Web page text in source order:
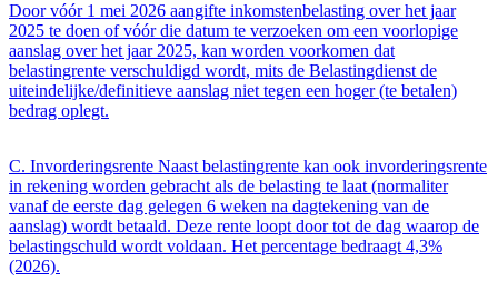
Door vóór 1 mei 2026 aangifte inkomstenbelasting over het jaar
2025 te doen of vóór die datum te verzoeken om een voorlopige
aanslag over het jaar 2025, kan worden voorkomen dat
belastingrente verschuldigd wordt, mits de Belastingdienst de
uiteindelijke/definitieve aanslag niet tegen een hoger (te betalen)
bedrag oplegt.
C. Invorderingsrente Naast belastingrente kan ook invorderingsrente
in rekening worden gebracht als de belasting te laat (normaliter
vanaf de eerste dag gelegen 6 weken na dagtekening van de
aanslag) wordt betaald. Deze rente loopt door tot de dag waarop de
belastingschuld wordt voldaan. Het percentage bedraagt 4,3%
(2026).